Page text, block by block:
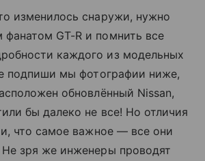
изменилось снаружи, нужно
GT-R и помнить все
каждого из модельных
подпиши мы фотографии ниже,
обновлённый Nissan,
бы далеко не все! Но отличия
что самое важное — все они
зря же инженеры проводят